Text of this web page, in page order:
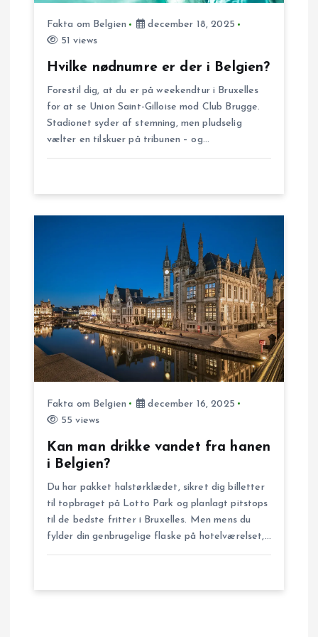
n
Fakta om Belgien
december 18, 2025
51 views
Hvilke nødnumre er der i Belgien?
Forestil dig, at du er på weekendtur i Bruxelles
for at se Union Saint-Gilloise mod Club Brugge.
Stadionet syder af stemning, men pludselig
vælter en tilskuer på tribunen – og…
Fakta om Belgien
december 16, 2025
55 views
Kan man drikke vandet fra hanen
i Belgien?
Du har pakket halstørklædet, sikret dig billetter
til topbraget på Lotto Park og planlagt pitstops
til de bedste fritter i Bruxelles. Men mens du
fylder din genbrugelige flaske på hotelværelset,…